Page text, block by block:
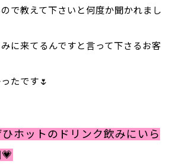
で教えて下さいと何度か聞かれまし
に来てるんですと言って下さるお客
たです🌷
ホットのドリンク飲みにいら